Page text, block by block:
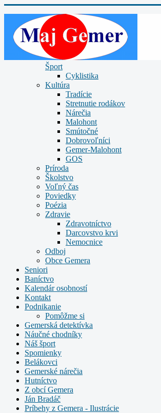
Šport
Cyklistika
Kultúra
Tradície
Stretnutie rodákov
Nárečia
Malohont
Smútočné
Dobrovoľníci
Gemer-Malohont
GOS
Príroda
Školstvo
Voľný čas
Poviedky
Poézia
Zdravie
Zdravotníctvo
Darcovstvo krvi
Nemocnice
Odboj
Obce Gemera
Seniori
Baníctvo
Kalendár osobností
Kontakt
Podnikanie
Pomôžme si
Gemerská detektívka
Náučné chodníky
Náš šport
Spomienky
Belákovci
Gemerské nárečia
Hutníctvo
Z obcí Gemera
Ján Bradáč
Príbehy z Gemera - Ilustrácie